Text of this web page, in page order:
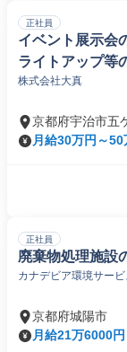
正社員
イベント展示会
ライトアップ等
0万/資格取得支
株式会社大真
京都府宇治市五
月給30万円～50
正社員
廃棄物処理施設
カナデビア環境サー
京都府城陽市
月給21万6000